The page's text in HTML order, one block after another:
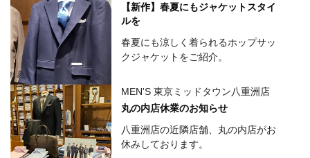
【新作】春夏にもジャケットスタイ
ルを
春夏にも涼しく着られるホップサッ
クジャケットをご紹介。
MEN'S 東京ミッドタウン八重洲店
丸の内店休業のお知らせ
八重洲店の近隣店舗、丸の内店がお
休みしております。